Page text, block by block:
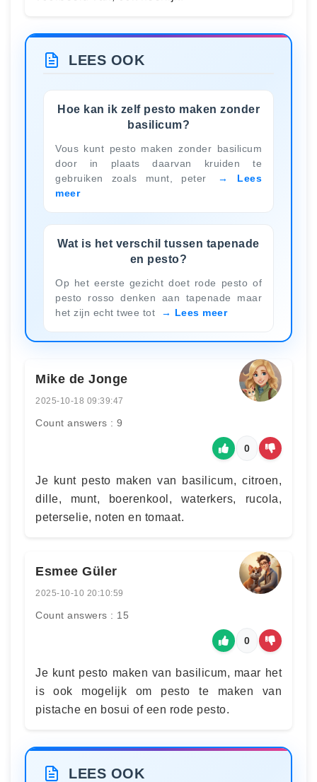
LEES OOK
Hoe kan ik zelf pesto maken zonder
basilicum?
Vous kunt pesto maken zonder basilicum
door in plaats daarvan kruiden te
gebruiken zoals munt, peter
Lees
meer
Wat is het verschil tussen tapenade
en pesto?
Op het eerste gezicht doet rode pesto of
pesto rosso denken aan tapenade maar
het zijn echt twee tot
Lees meer
Mike de Jonge
2025-10-18 09:39:47
Count answers : 9
0
Je kunt pesto maken van basilicum, citroen,
dille, munt, boerenkool, waterkers, rucola,
peterselie, noten en tomaat.
Esmee Güler
2025-10-10 20:10:59
Count answers : 15
0
Je kunt pesto maken van basilicum, maar het
is ook mogelijk om pesto te maken van
pistache en bosui of een rode pesto.
LEES OOK